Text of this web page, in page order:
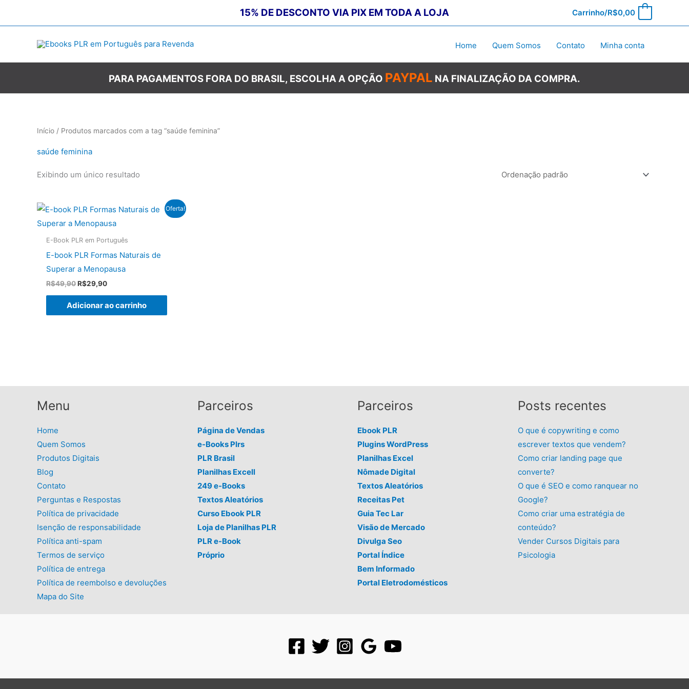
15% DE DESCONTO VIA PIX EM TODA A LOJA Carrinho/R$0,00
Home Quem Somos Contato Minha conta
PARA PAGAMENTOS FORA DO BRASIL, ESCOLHA A OPÇÃO PAYPAL NA FINALIZAÇÃO DA COMPRA.
Início / Produtos marcados com a tag “saúde feminina”
saúde feminina
Exibindo um único resultado
Oferta!
E-Book PLR em Português
E-book PLR Formas Naturais de
Superar a Menopausa
R$49,90O
original
era:
R$49,90.
R$29,90O
é:
R$29,90.
Adicionar ao carrinho
Menu
Home
Quem Somos
Produtos Digitais
Blog
Contato
Perguntas e Respostas
Política de privacidade
Isenção de responsabilidade
Política anti-spam
Termos de serviço
Política de entrega
Política de reembolso e devoluções
Mapa do Site
Parceiros
Página de Vendas
e-Books Plrs
PLR Brasil
Planilhas Excell
249 e-Books
Textos Aleatórios
Curso Ebook PLR
Loja de Planilhas PLR
PLR e-Book
Próprio
Parceiros
Ebook PLR
Plugins WordPress
Planilhas Excel
Nômade Digital
Textos Aleatórios
Receitas Pet
Guia Tec Lar
Visão de Mercado
Divulga Seo
Portal Índice
Bem Informado
Portal Eletrodomésticos
Posts recentes
O que é copywriting e como
escrever textos que vendem?
Como criar landing page que
converte?
O que é SEO e como ranquear no
Google?
Como criar uma estratégia de
conteúdo?
Vender Cursos Digitais para
Psicologia